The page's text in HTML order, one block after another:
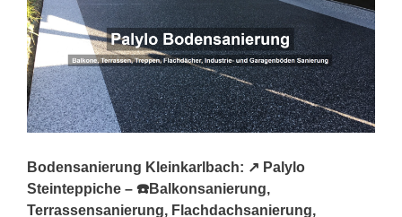
Bodensanierung Kleinkarlbach: ↗️ Palylo
Steinteppiche – ☎️Balkonsanierung,
Terrassensanierung, Flachdachsanierung,